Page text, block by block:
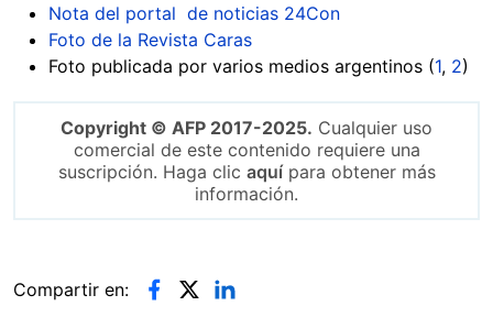
Nota del portal de noticias 24Con
Foto de la Revista Caras
Foto publicada por varios medios argentinos (1, 2)
Copyright © AFP 2017-2025. Cualquier uso
comercial de este contenido requiere una
suscripción. Haga clic aquípara obtener más
información.
Compartir en: